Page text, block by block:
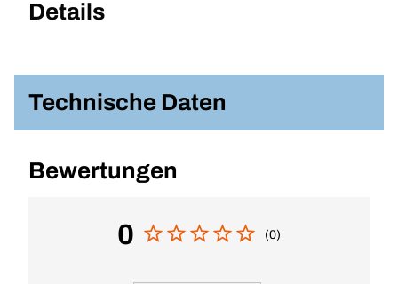
Details
Technische Daten
Bewertungen
0 (0)